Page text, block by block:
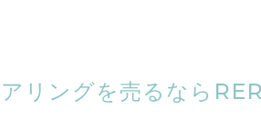
アリングを売るなら